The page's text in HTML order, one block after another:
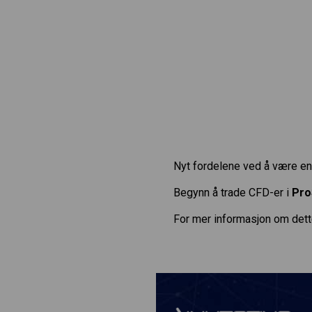
Nyt fordelene ved å være
Begynn å trade CFD-er i
For mer informasjon om